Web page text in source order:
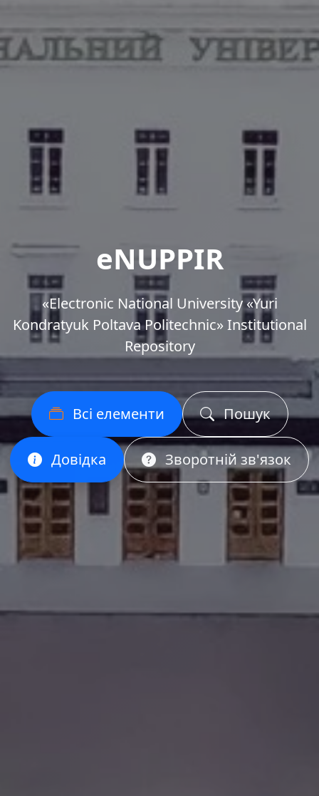
eNUPPIR
«Еlectronic National University «Yuri
Kondratyuk Poltava Politechnic» Institutional
Repository
Всі елементи Пошук
Довідка Зворотній зв'язок